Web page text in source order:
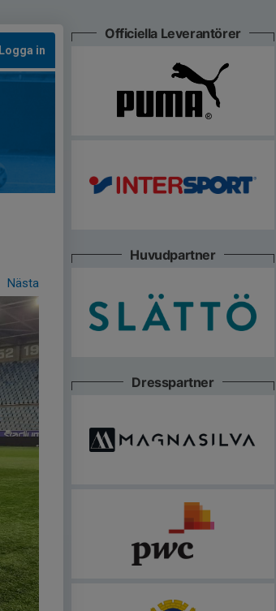
Logga in
Nästa
Officiella Leverantörer
Huvudpartner
Dresspartner